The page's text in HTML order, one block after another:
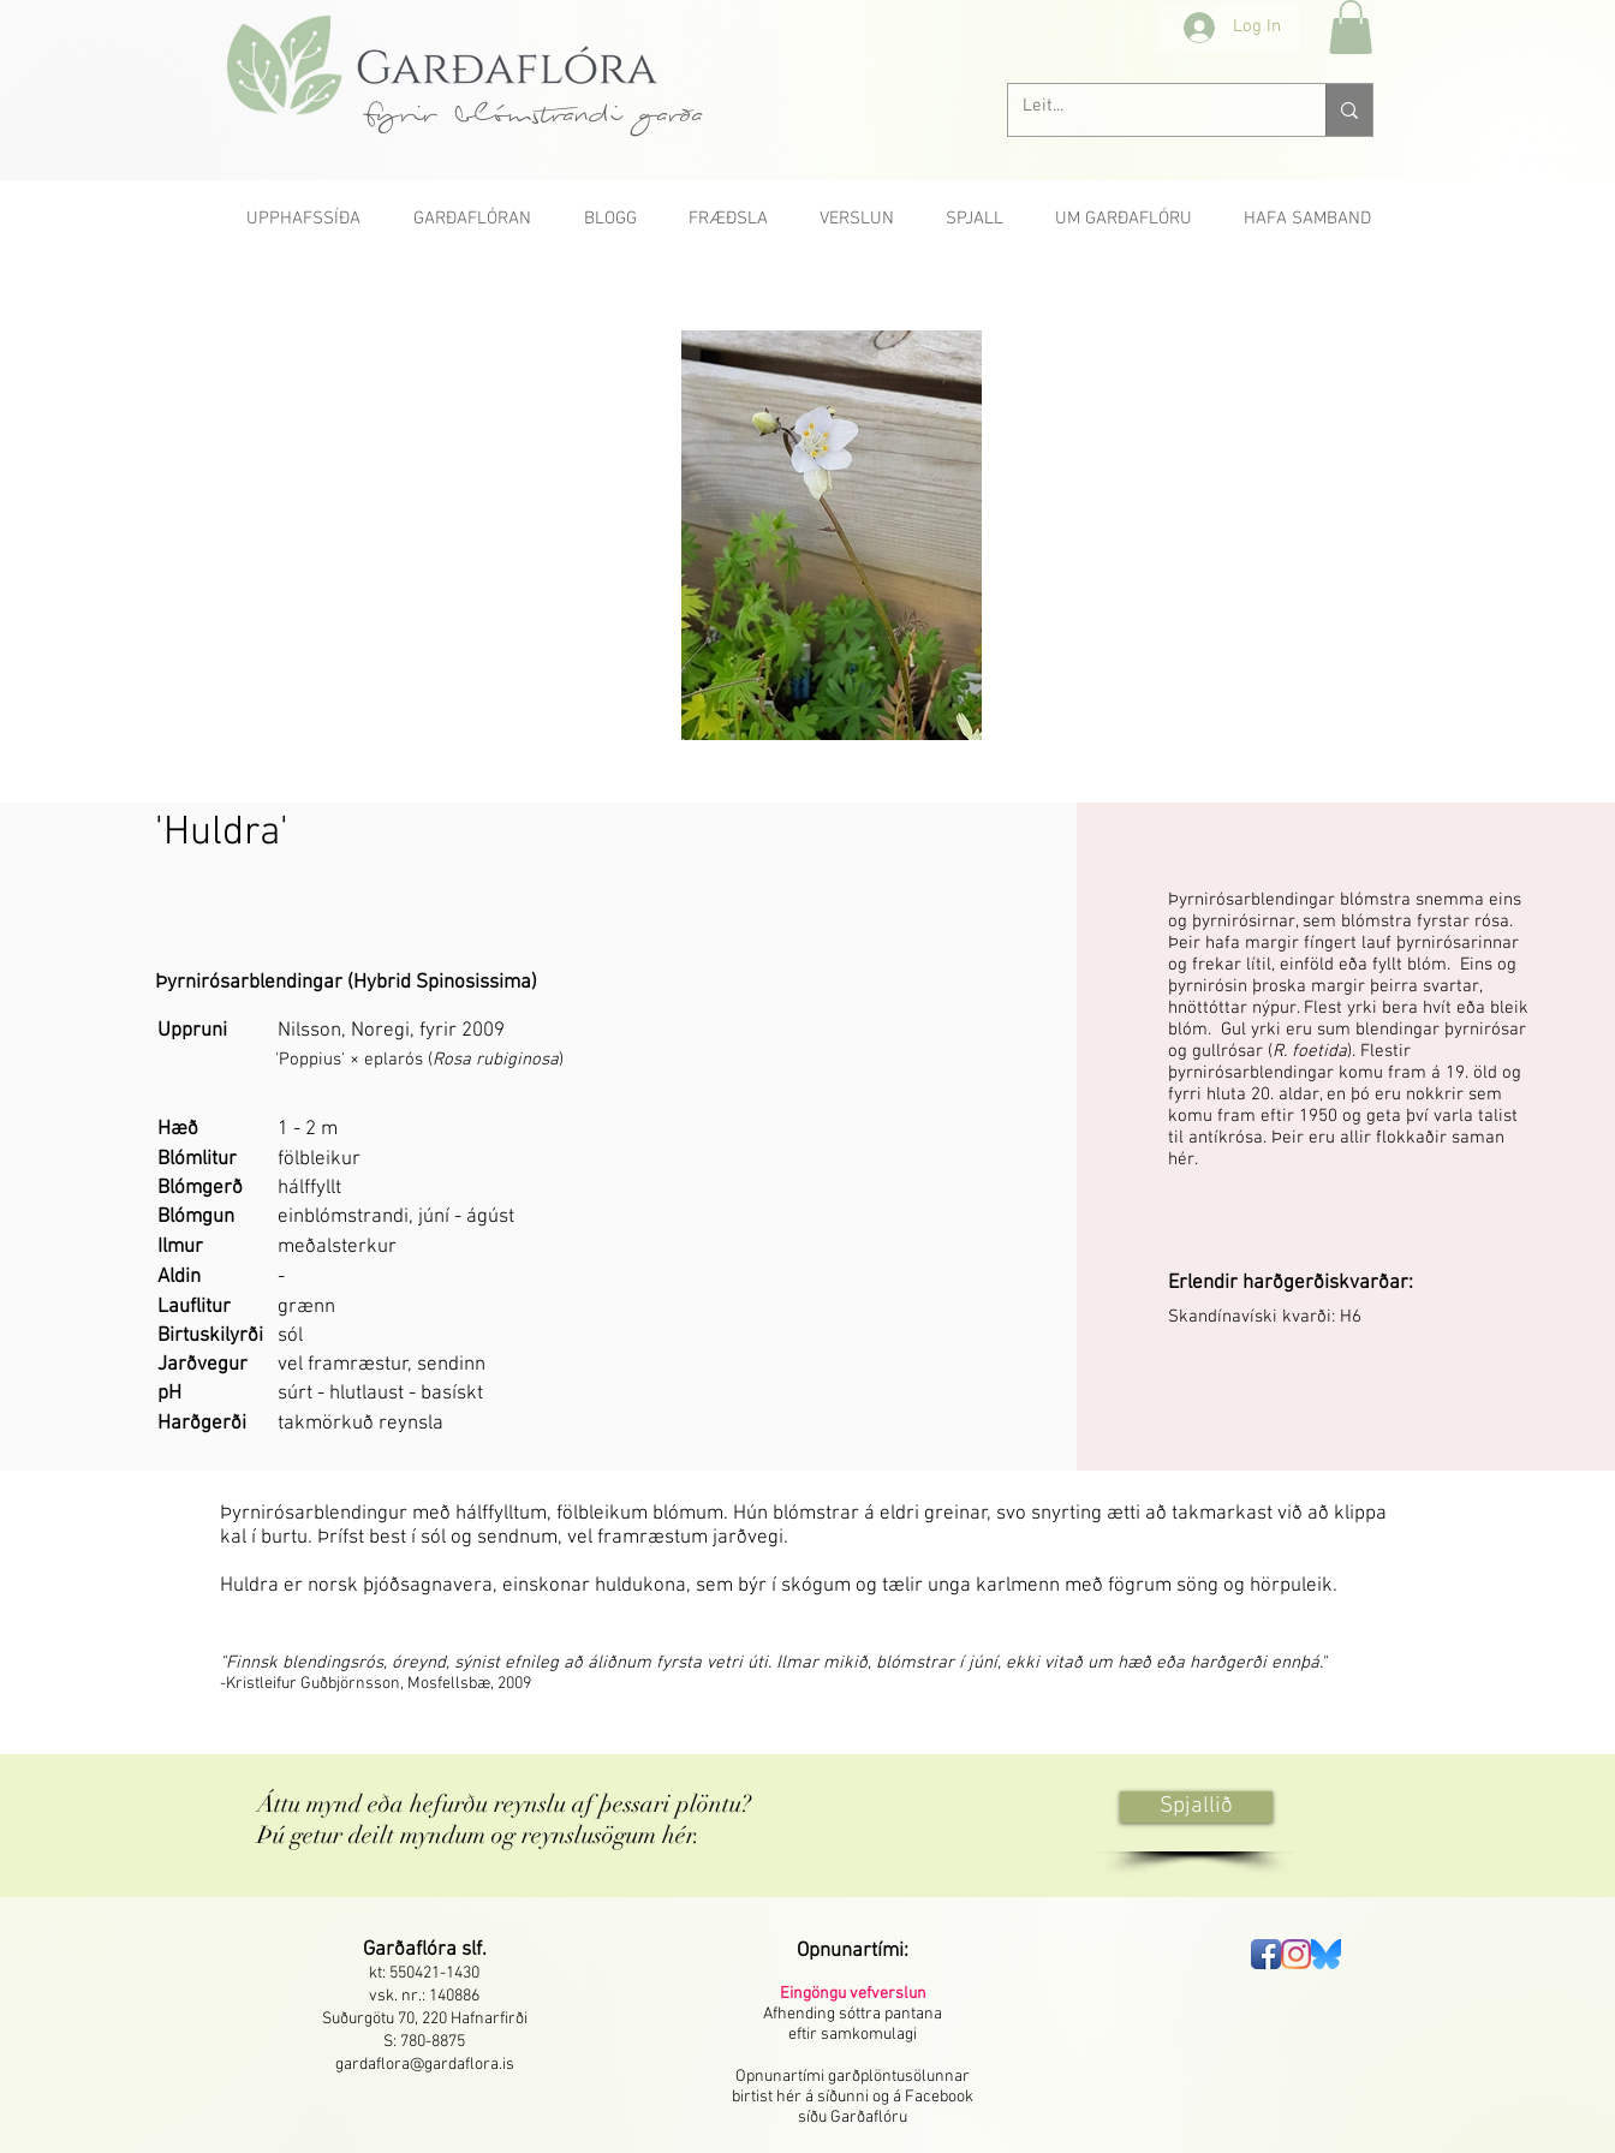
fyrir blómstrandi garða
Log In
UPPHAFSSÍÐA GARÐAFLÓRAN BLOGG FRÆÐSLA VERSLUN SPJALL UM GARÐAFLÓRU HAFA SAMBAND
'Huldra'
Þyrnirósarblendingar (Hybrid Spinosissima)
Uppruni
Nilsson, Noregi, fyrir 2009
'Poppius' × eplarós (Rosa rubiginosa)
Hæð
1 - 2 m
Blómlitur
fölbleikur
Blómgerð
hálffyllt
Blómgun
einblómstrandi, júní - ágúst
Ilmur
meðalsterkur
Aldin
-
Lauflitur
grænn
Birtuskilyrði
sól
Jarðvegur
vel framræstur, sendinn
pH
súrt - hlutlaust - basískt
Harðgerði
takmörkuð reynsla
Þyrnirósarblendingar blómstra snemma eins
og þyrnirósirnar, sem blómstra fyrstar rósa.
Þeir hafa margir fíngert lauf þyrnirósarinnar
og frekar lítil, einföld eða fyllt blóm. Eins og
þyrnirósin þroska margir þeirra svartar,
hnöttóttar nýpur. Flest yrki bera hvít eða bleik
blóm. Gul yrki eru sum blendingar þyrnirósar
og gullrósar (R. foetida). Flestir
þyrnirósarblendingar komu fram á 19. öld og
fyrri hluta 20. aldar, en þó eru nokkrir sem
komu fram eftir 1950 og geta því varla talist
til antíkrósa. Þeir eru allir flokkaðir saman
hér.
Erlendir harðgerðiskvarðar:
Skandínavíski kvarði: H6
Þyrnirósarblendingur með hálffylltum, fölbleikum blómum. Hún blómstrar á eldri greinar, svo snyrting ætti að takmarkast við að klippa
kal í burtu. Þrífst best í sól og sendnum, vel framræstum jarðvegi.
Huldra er norsk þjóðsagnavera, einskonar huldukona, sem býr í skógum og tælir unga karlmenn með fögrum söng og hörpuleik.
"Finnsk blendingsrós, óreynd, sýnist efnileg að áliðnum fyrsta vetri úti. Ilmar mikið, blómstrar í júní, ekki vitað um hæð eða harðgerði ennþá."
-Kristleifur Guðbjörnsson, Mosfellsbæ, 2009
Áttu mynd eða hefurðu reynslu af þessari plöntu?
Þú getur deilt myndum og reynslusögum hér.
Spjallið
Garðaflóra slf.
kt: 550421-1430
vsk. nr.: 140886
Suðurgötu 70, 220 Hafnarfirði
S: 780-8875
gardaflora@gardaflora.is
Opnunartími:
Eingöngu vefverslun
Afhending sóttra pantana
eftir samkomulagi
Opnunartími garðplöntusölunnar
birtist hér á síðunni og á Facebook
síðu Garðaflóru